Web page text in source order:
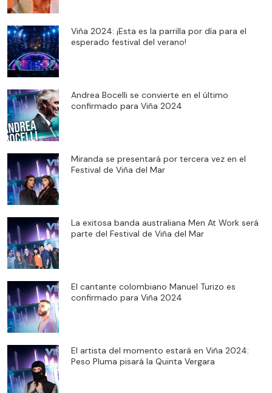
Viña 2024: ¡Esta es la parrilla por día para el
esperado festival del verano!
Andrea Bocelli se convierte en el último
confirmado para Viña 2024
Miranda se presentará por tercera vez en el
Festival de Viña del Mar
La exitosa banda australiana Men At Work será
parte del Festival de Viña del Mar
El cantante colombiano Manuel Turizo es
confirmado para Viña 2024
El artista del momento estará en Viña 2024:
Peso Pluma pisará la Quinta Vergara